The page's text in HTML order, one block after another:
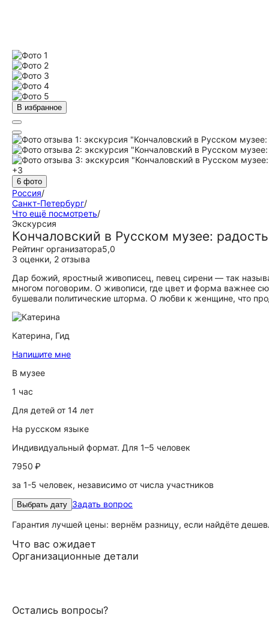
В избранное
+3
6 фото
Россия/
Санкт-Петербург/
Что ещё посмотреть/
Экскурсия
Кончаловский в Русском музее:
Рейтинг организатора5,0
3 оценки, 2 отзыва
Дар божий, яростный живописец, певец сирени — так
многом поговорим. О живописи, где цвет и форма важнее
бушевали политические шторма. О любви к женщине, что
Катерина, Гид
Напишите мне
В музее
1 час
Для детей от 14 лет
На русском языке
Индивидуальный формат. Для 1–5 человек
7950 ₽
за 1-5 человек, независимо от числа участников
Выбрать дату Задать вопрос
Гарантия лучшей цены: вернём разницу, если найдёте
Что вас ожидает
Организационные детали
Остались вопросы?